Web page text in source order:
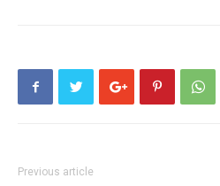
Previous article